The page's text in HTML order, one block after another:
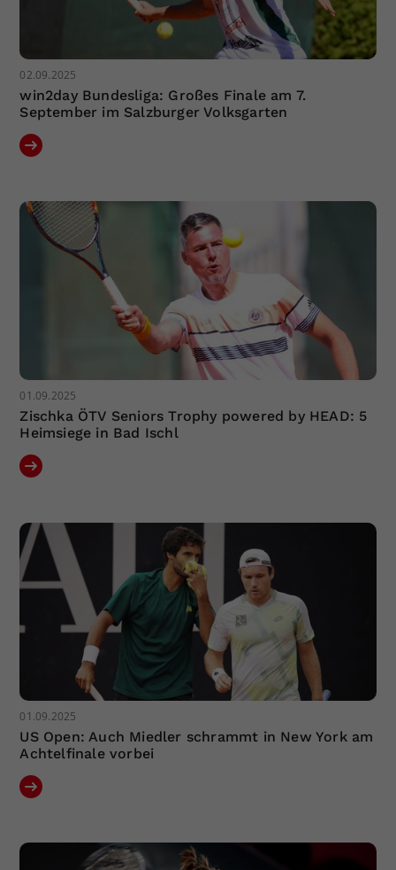
02.09.2025
win2day Bundesliga: Großes Finale am 7.
September im Salzburger Volksgarten
01.09.2025
Zischka ÖTV Seniors Trophy powered by HEAD: 5
Heimsiege in Bad Ischl
01.09.2025
US Open: Auch Miedler schrammt in New York am
Achtelfinale vorbei